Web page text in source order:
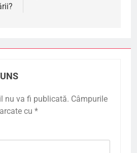
nu va fi publicată. Câmpurile
cu *